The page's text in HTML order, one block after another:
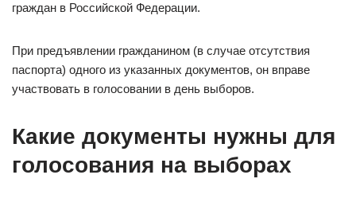
граждан в Российской Федерации.
При предъявлении гражданином (в случае отсутствия
паспорта) одного из указанных документов, он вправе
участвовать в голосовании в день выборов.
Какие документы нужны для
голосования на выборах